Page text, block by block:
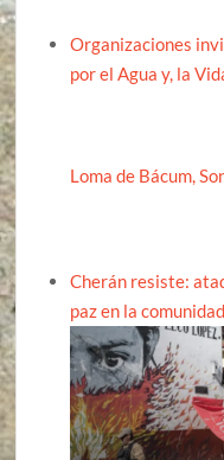
Organizaciones
por el Agua y, la
Loma de Bácum,
Cherán resiste:
paz en la